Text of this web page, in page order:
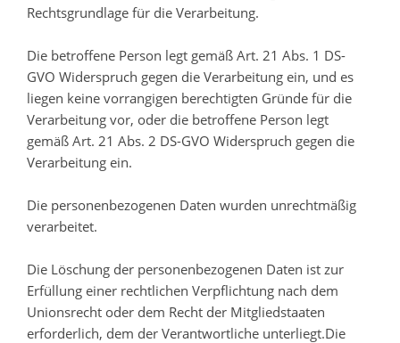
Rechtsgrundlage für die Verarbeitung.
Die betroffene Person legt gemäß Art. 21 Abs. 1 DS-
GVO Widerspruch gegen die Verarbeitung ein, und es
liegen keine vorrangigen berechtigten Gründe für die
Verarbeitung vor, oder die betroffene Person legt
gemäß Art. 21 Abs. 2 DS-GVO Widerspruch gegen die
Verarbeitung ein.
Die personenbezogenen Daten wurden unrechtmäßig
verarbeitet.
Die Löschung der personenbezogenen Daten ist zur
Erfüllung einer rechtlichen Verpflichtung nach dem
Unionsrecht oder dem Recht der Mitgliedstaaten
erforderlich, dem der Verantwortliche unterliegt.Die